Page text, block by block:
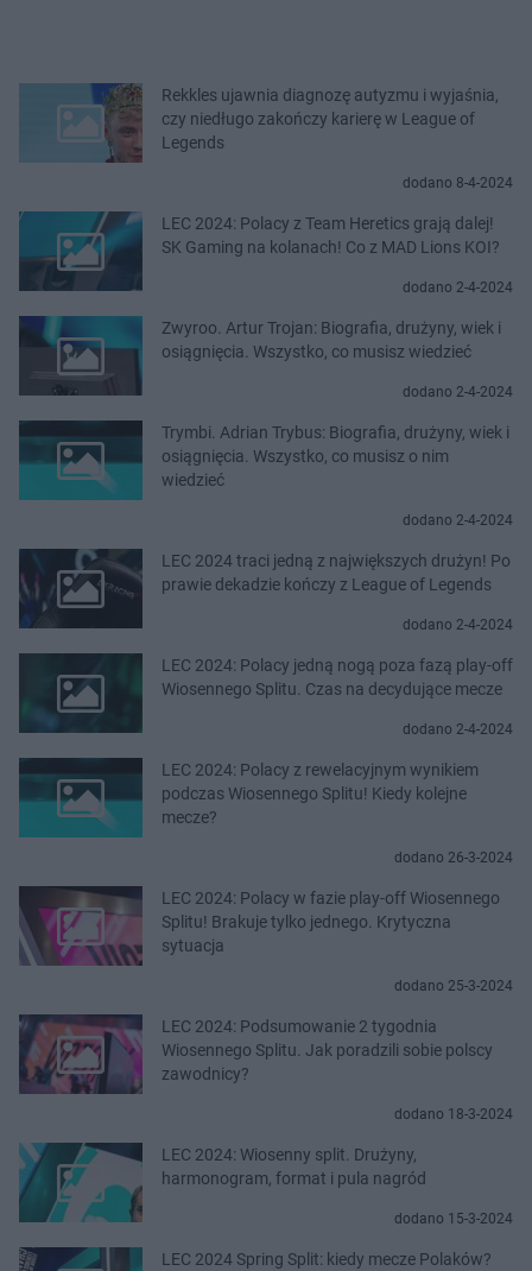
Rekkles ujawnia diagnozę autyzmu i wyjaśnia,
czy niedługo zakończy karierę w League of
Legends
dodano 8-4-2024
LEC 2024: Polacy z Team Heretics grają dalej!
SK Gaming na kolanach! Co z MAD Lions KOI?
dodano 2-4-2024
Zwyroo. Artur Trojan: Biografia, drużyny, wiek i
osiągnięcia. Wszystko, co musisz wiedzieć
dodano 2-4-2024
Trymbi. Adrian Trybus: Biografia, drużyny, wiek i
osiągnięcia. Wszystko, co musisz o nim
wiedzieć
dodano 2-4-2024
LEC 2024 traci jedną z największych drużyn! Po
prawie dekadzie kończy z League of Legends
dodano 2-4-2024
LEC 2024: Polacy jedną nogą poza fazą play-off
Wiosennego Splitu. Czas na decydujące mecze
dodano 2-4-2024
LEC 2024: Polacy z rewelacyjnym wynikiem
podczas Wiosennego Splitu! Kiedy kolejne
mecze?
dodano 26-3-2024
LEC 2024: Polacy w fazie play-off Wiosennego
Splitu! Brakuje tylko jednego. Krytyczna
sytuacja
dodano 25-3-2024
LEC 2024: Podsumowanie 2 tygodnia
Wiosennego Splitu. Jak poradzili sobie polscy
zawodnicy?
dodano 18-3-2024
LEC 2024: Wiosenny split. Drużyny,
harmonogram, format i pula nagród
dodano 15-3-2024
LEC 2024 Spring Split: kiedy mecze Polaków?